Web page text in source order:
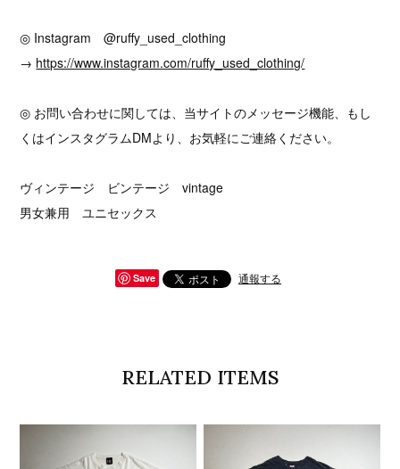
◎ Instagram @ruffy_used_clothing
→ https://www.instagram.com/ruffy_used_clothing/
◎ お問い合わせに関しては、当サイトのメッセージ機能、もし
くはインスタグラムDMより、お気軽にご連絡ください。
ヴィンテージ ビンテージ vintage
男女兼用 ユニセックス
Save 通報する
RELATED ITEMS